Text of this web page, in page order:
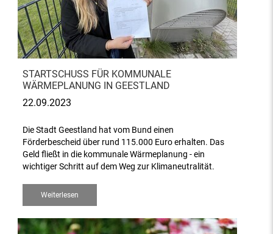
STARTSCHUSS FÜR KOMMUNALE
WÄRMEPLANUNG IN GEESTLAND
22.09.2023
Die Stadt Geestland hat vom Bund einen
Förderbescheid über rund 115.000 Euro erhalten. Das
Geld fließt in die kommunale Wärmeplanung - ein
wichtiger Schritt auf dem Weg zur Klimaneutralität.
Weiterlesen